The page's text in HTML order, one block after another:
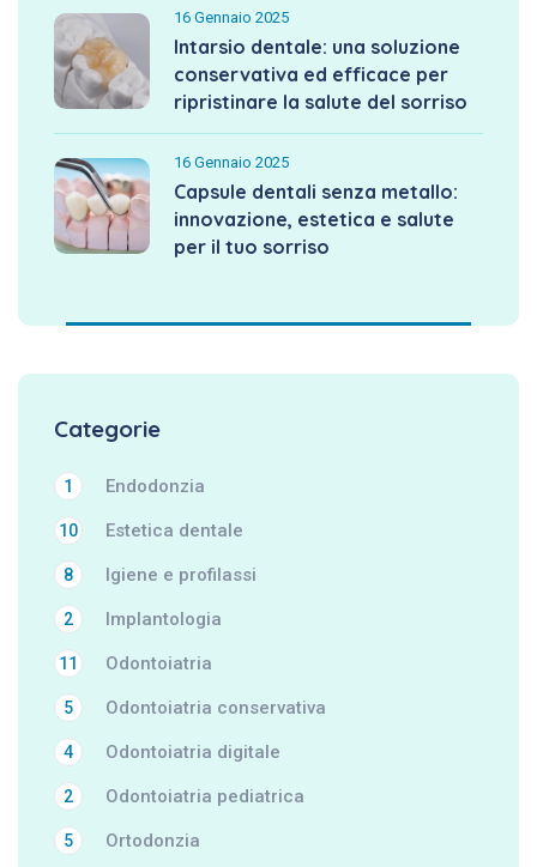
16 Gennaio 2025
Intarsio dentale: una soluzione
conservativa ed efficace per
ripristinare la salute del sorriso
16 Gennaio 2025
Capsule dentali senza metallo:
innovazione, estetica e salute
per il tuo sorriso
Categorie
Endodonzia
1
Estetica dentale
10
Igiene e profilassi
8
Implantologia
2
Odontoiatria
11
Odontoiatria conservativa
5
Odontoiatria digitale
4
Odontoiatria pediatrica
2
Ortodonzia
5